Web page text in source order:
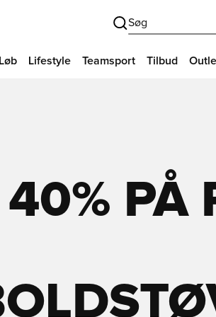
Søg
Løb Lifestyle Teamsport Tilbud
40% PÅ